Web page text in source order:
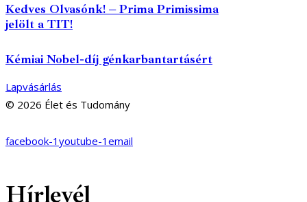
Kedves Olvasónk! – Prima Primissima
jelölt a TIT!
Kémiai Nobel-díj génkarbantartásért
Lapvásárlás
© 2026 Élet és Tudomány
facebook-1 youtube-1 email
Hírlevél